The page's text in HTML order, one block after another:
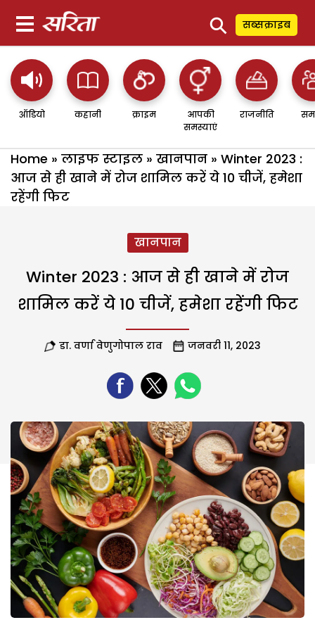
⚲ सब्सक्राइब
ऑडियो कहानी क्राइम
आपकी
समस्याएं
राजनीति
Home » लाइफ स्टाइल » खानपान » Winter 2023 :
आज से ही खाने में रोज शामिल करें ये 10 चीजें, हमेशा
रहेंगी फिट
खानपान
Winter 2023 : आज से ही खाने में रोज
शामिल करें ये 10 चीजें, हमेशा रहेंगी फिट
डा. वर्णा वेणुगोपाल राव जनवरी 11, 2023